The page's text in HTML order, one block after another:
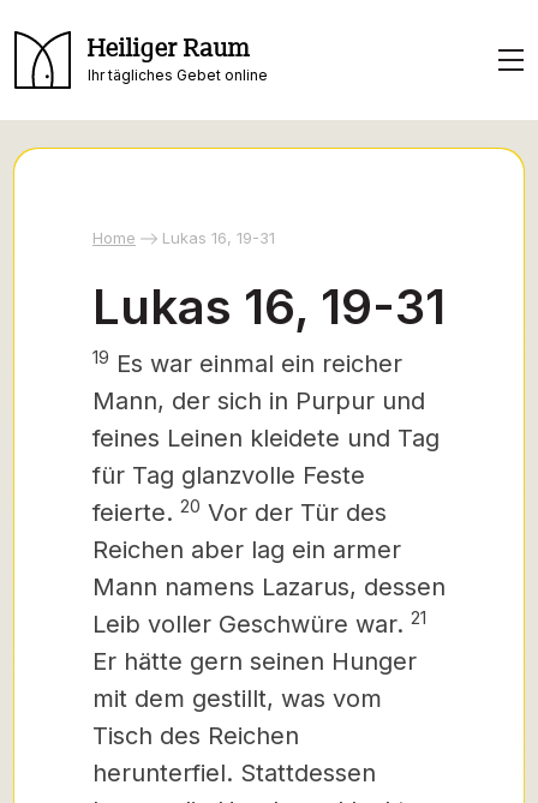
Heiliger Raum
Ihr tägliches Gebet online
Home Lukas 16, 19-31
Lukas 16, 19-31
19 Es war einmal ein reicher
Mann, der sich in Purpur und
feines Leinen kleidete und Tag
für Tag glanzvolle Feste
feierte. 20 Vor der Tür des
Reichen aber lag ein armer
Mann namens Lazarus, dessen
Leib voller Geschwüre war. 21
Er hätte gern seinen Hunger
mit dem gestillt, was vom
Tisch des Reichen
herunterfiel. Stattdessen